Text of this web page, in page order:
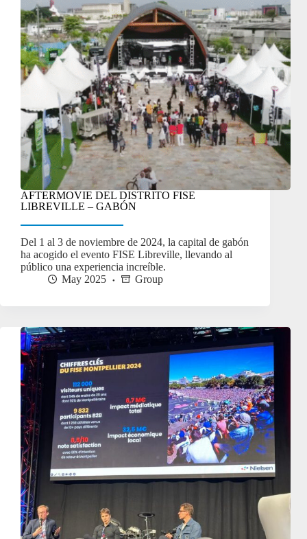
AFTERMOVIE DEL DISTRITO FISE
LIBREVILLE – GABÓN
Del 1 al 3 de noviembre de 2024, la capital de gabón
ha acogido el evento FISE Libreville, llevando al
público una experiencia increíble.
May 2025
Group